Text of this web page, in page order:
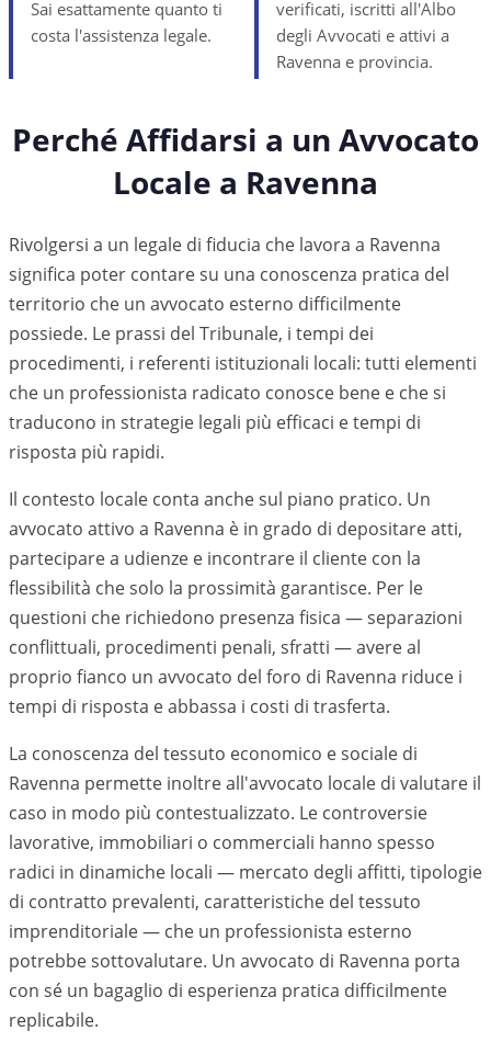
Sai esattamente quanto ti
costa l'assistenza legale.
verificati, iscritti all'Albo
degli Avvocati e attivi a
Ravenna e provincia.
Perché Affidarsi a un Avvocato
Locale a Ravenna
Rivolgersi a un legale di fiducia che lavora a Ravenna
significa poter contare su una conoscenza pratica del
territorio che un avvocato esterno difficilmente
possiede. Le prassi del Tribunale, i tempi dei
procedimenti, i referenti istituzionali locali: tutti elementi
che un professionista radicato conosce bene e che si
traducono in strategie legali più efficaci e tempi di
risposta più rapidi.
Il contesto locale conta anche sul piano pratico. Un
avvocato attivo a Ravenna è in grado di depositare atti,
partecipare a udienze e incontrare il cliente con la
flessibilità che solo la prossimità garantisce. Per le
questioni che richiedono presenza fisica — separazioni
conflittuali, procedimenti penali, sfratti — avere al
proprio fianco un avvocato del foro di Ravenna riduce i
tempi di risposta e abbassa i costi di trasferta.
La conoscenza del tessuto economico e sociale di
Ravenna permette inoltre all'avvocato locale di valutare il
caso in modo più contestualizzato. Le controversie
lavorative, immobiliari o commerciali hanno spesso
radici in dinamiche locali — mercato degli affitti, tipologie
di contratto prevalenti, caratteristiche del tessuto
imprenditoriale — che un professionista esterno
potrebbe sottovalutare. Un avvocato di Ravenna porta
con sé un bagaglio di esperienza pratica difficilmente
replicabile.